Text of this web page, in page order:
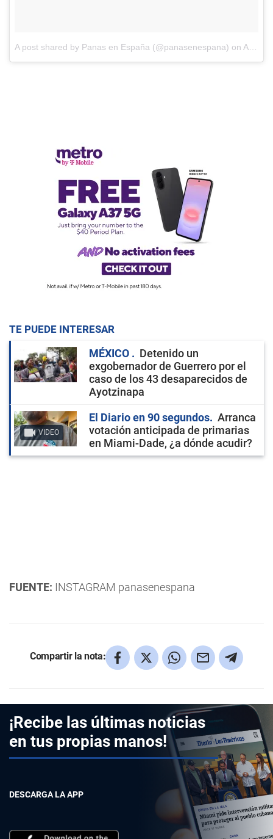
A post shared by Panas en España (@panasenespana) on Aug 1, 2017 at 3:09pm PDT
TE PUEDE INTERESAR
MÉXICO
Detenido un
exgobernador de Guerrero por el
caso de los 43 desaparecidos de
Ayotzinapa
VIDEO
El Diario en 90 segundos
Arranca
votación anticipada de primarias
en Miami-Dade, ¿a dónde acudir?
FUENTE: INSTAGRAM panasenespana
Compartir la nota:
¡Recibe las últimas noticias
en tus propias manos!
DESCARGA LA APP